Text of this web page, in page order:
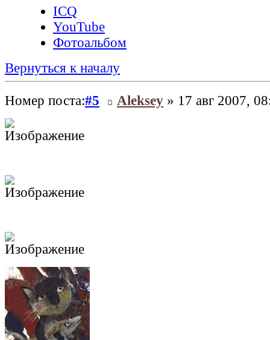
ICQ
YouTube
Фотоальбом
Вернуться к началу
Номер поста:#5 Aleksey » 17 авг 2007,